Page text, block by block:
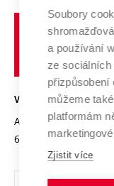
Výzkumné
Transfer znalostí
Open Science
Projekty
Projekty ze
Specifický výzkum
Spolupráce se
Mezinárodní dohody
Univerzitní sítě
Profil univerzity
Udržitelná univerzita
Podnikavá univerzita
Bezpečná univerzita
Vyznamenání
Organizační
VYSOKÉ UČENÍ
Antonínská 548/1
602 00 Brno
Soubory
a používání
ze
přizpůsobení
můžeme
platformám
Zjistit více